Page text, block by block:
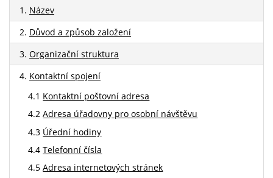
1. Název
2. Důvod a způsob založení
3. Organizační struktura
4. Kontaktní spojení
4.1 Kontaktní poštovní adresa
4.2Adresa úřadovny pro osobní návštěvu
4.3 Úřední hodiny
4.4Telefonní čísla
4.5Adresa internetových stránek